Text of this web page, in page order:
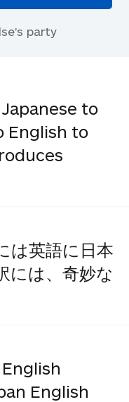
party
to
English to
は英語に日本
には、奇妙な
English